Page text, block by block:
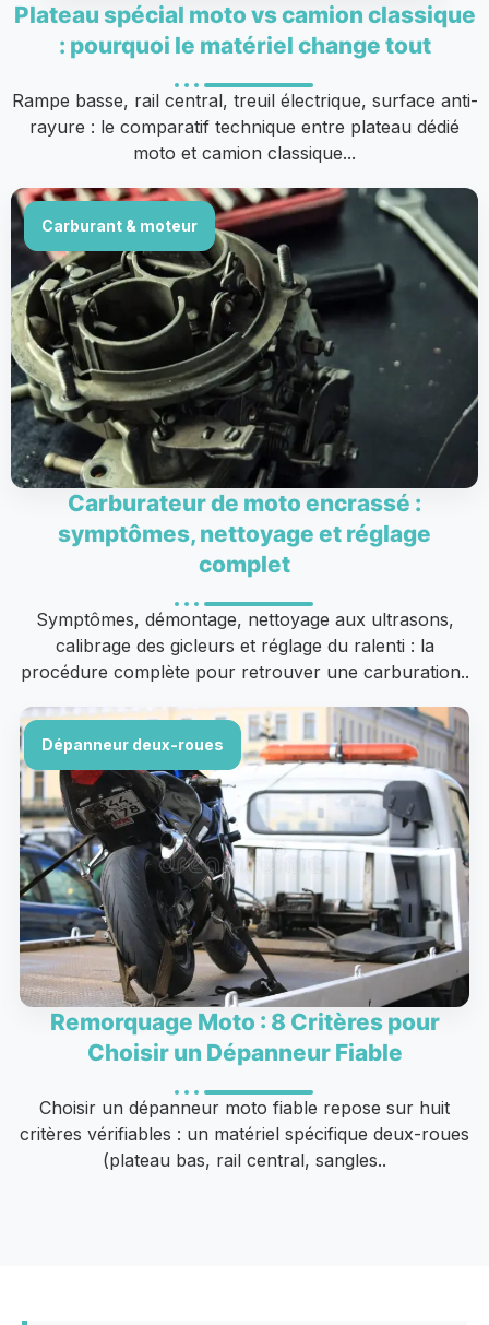
Plateau spécial moto vs camion classique
: pourquoi le matériel change tout
Rampe basse, rail central, treuil électrique, surface anti-
rayure : le comparatif technique entre plateau dédié
moto et camion classique...
Carburant & moteur
Carburateur de moto encrassé :
symptômes, nettoyage et réglage
complet
Symptômes, démontage, nettoyage aux ultrasons,
calibrage des gicleurs et réglage du ralenti : la
procédure complète pour retrouver une carburation..
Dépanneur deux-roues
Remorquage Moto : 8 Critères pour
Choisir un Dépanneur Fiable
Choisir un dépanneur moto fiable repose sur huit
critères vérifiables : un matériel spécifique deux-roues
(plateau bas, rail central, sangles..